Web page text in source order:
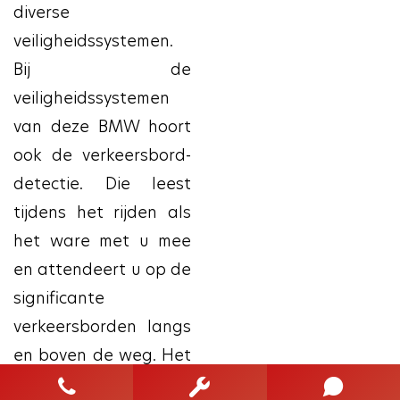
diverse
veiligheidssystemen.
Bij de
veiligheidssystemen
van deze BMW hoort
ook de verkeersbord-
detectie. Die leest
tijdens het rijden als
het ware met u mee
en attendeert u op de
significante
verkeersborden langs
en boven de weg. Het
Lane-keeping systeem